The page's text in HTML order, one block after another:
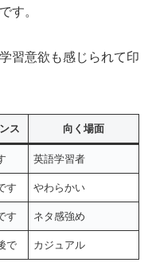
す。
習意欲も感じられて印
ス 向く場面
英語学習者
す やわらかい
す ネタ感強め
で カジュアル